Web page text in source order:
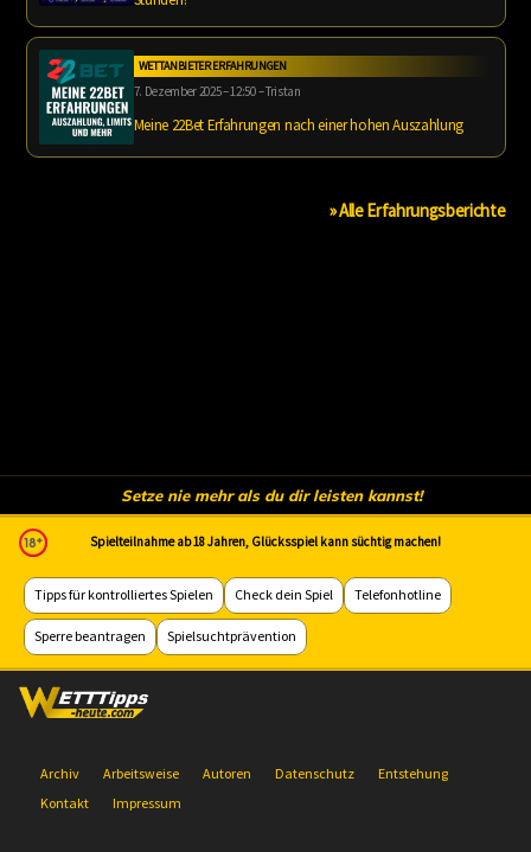
WETTANBIETER ERFAHRUNGEN
7. Dezember 2025 – 12:50 – Tristan
Meine 22Bet Erfahrungen nach einer hohen Auszahlung
» Alle Erfahrungsberichte
Setze nie mehr als du dir leisten kannst!
Spielteilnahme ab 18 Jahren, Glücksspiel kann süchtig machen!
Tipps für kontrolliertes Spielen Check dein Spiel Telefonhotline
Sperre beantragen Spielsuchtprävention
Archiv Arbeitsweise Autoren Datenschutz
Entstehung
Kontakt
Impressum